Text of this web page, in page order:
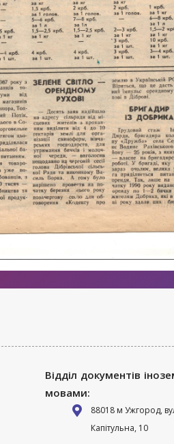
Відділ документів
мовами:
88018 м Ужгород,
Капітульна, 10